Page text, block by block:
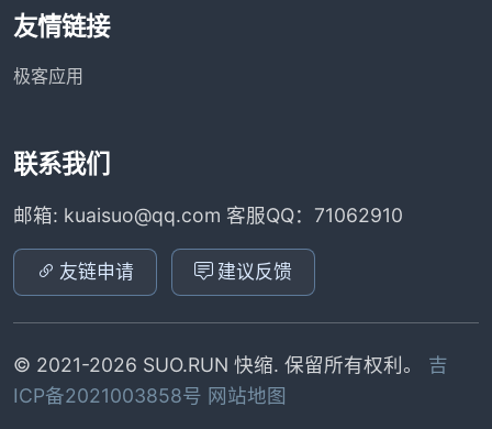
友情链接
极客应用
联系我们
邮箱: kuaisuo@qq.com 客服QQ：71062910
友链申请 建议反馈
© 2021-2026 SUO.RUN 快缩. 保留所有权利。 吉
ICP备2021003858号 网站地图